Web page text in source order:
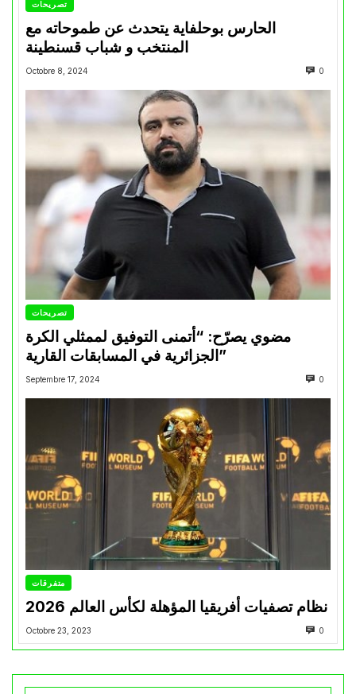
تصريحات
الحارس بوحلفاية يتحدث عن طموحاته مع
المنتخب و شباب قسنطينة
Octobre 8, 2024 0
تصريحات
مضوي يصرّح: “أتمنى التوفيق لممثلي الكرة
الجزائرية في المسابقات القارية”
Septembre 17, 2024 0
متفرقات
نظام تصفيات أفريقيا المؤهلة لكأس العالم 2026
Octobre 23, 2023 0